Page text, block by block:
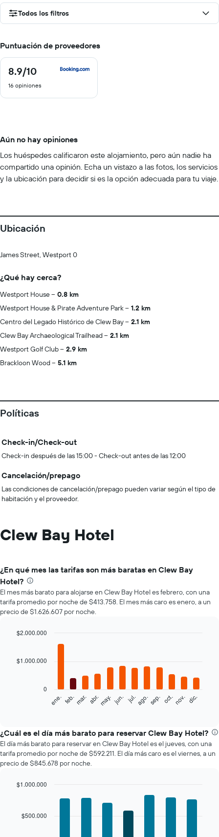
Todos los filtros
Puntuación de proveedores
8.9/10
8.9
10
16 opiniones
Aún no hay opiniones
Los huéspedes calificaron este alojamiento, pero aún nadie ha
compartido una opinión. Echa un vistazo a las fotos, los servicios
y la ubicación para decidir si es la opción adecuada para tu viaje.
Ubicación
James Street, Westport 0
¿Qué hay cerca?
Westport House
0.8 km
Westport House & Pirate Adventure Park
1.2 km
Centro del Legado Histórico de Clew Bay
2.1 km
Clew Bay Archaeological Trailhead
2.1 km
Westport Golf Club
2.9 km
Brackloon Wood
5.1 km
Políticas
Check-in/Check-out
Check-in después de las 15:00 - Check-out antes de las 12:00
Cancelación/prepago
Las condiciones de cancelación/prepago pueden variar según el tipo de
habitación y el proveedor.
Clew Bay Hotel
¿En qué mes las tarifas son más baratas en Clew Bay
Hotel?
El mes más barato para alojarse en Clew Bay Hotel es febrero, con una
tarifa promedio por noche de $413.758. El mes más caro es enero, a un
precio de $1.626.607 por noche.
with
el
precio
promedio
de
una
por
gráfico
ene. feb.mar. abr.may. jun. jul.ago.sep. oct.nov. dic.
0
$1.000.000
$2.000.000
¿Cuál es el día más barato para reservar Clew Bay Hotel?
El día más barato para reservar en Clew Bay Hotel es el jueves, con una
tarifa promedio por noche de $592.211. El día más caro es el viernes, a un
precio de $845.678 por noche.
$500.000
$1.000.000